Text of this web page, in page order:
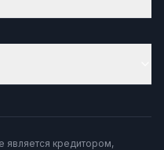
является кредитором,